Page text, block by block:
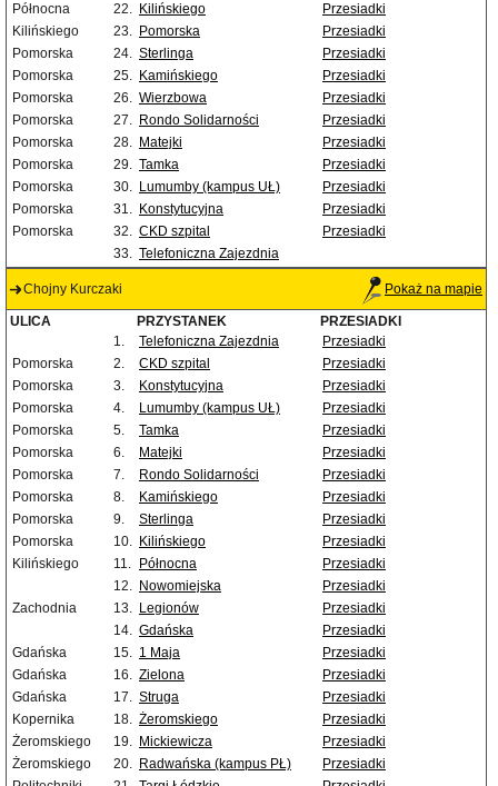
Północna
22. Kilińskiego
Przesiadki
Kilińskiego
23. Pomorska
Przesiadki
Pomorska
24. Sterlinga
Przesiadki
Pomorska
25. Kamińskiego
Przesiadki
Pomorska
26. Wierzbowa
Przesiadki
Pomorska
27. Rondo Solidarności
Przesiadki
Pomorska
28. Matejki
Przesiadki
Pomorska
29. Tamka
Przesiadki
Pomorska
30. Lumumby (kampus UŁ)
Przesiadki
Pomorska
31. Konstytucyjna
Przesiadki
Pomorska
32. CKD szpital
Przesiadki
33. Telefoniczna Zajezdnia
Chojny Kurczaki Pokaż na mapie
ULICA PRZYSTANEK
PRZESIADKI
1.
Telefoniczna Zajezdnia
Przesiadki
Pomorska
2. CKD szpital
Przesiadki
Pomorska
3. Konstytucyjna
Przesiadki
Pomorska
4. Lumumby (kampus UŁ)
Przesiadki
Pomorska
5. Tamka
Przesiadki
Pomorska
6. Matejki
Przesiadki
Pomorska
7. Rondo Solidarności
Przesiadki
Pomorska
8. Kamińskiego
Przesiadki
Pomorska
9. Sterlinga
Przesiadki
Pomorska
10. Kilińskiego
Przesiadki
Kilińskiego
11. Północna
Przesiadki
12. Nowomiejska
Przesiadki
Zachodnia
13. Legionów
Przesiadki
14. Gdańska
Przesiadki
Gdańska
15. 1 Maja
Przesiadki
Gdańska
16. Zielona
Przesiadki
Gdańska
17. Struga
Przesiadki
Kopernika
18. Żeromskiego
Przesiadki
Żeromskiego
19. Mickiewicza
Przesiadki
Żeromskiego
20. Radwańska (kampus PŁ)
Przesiadki